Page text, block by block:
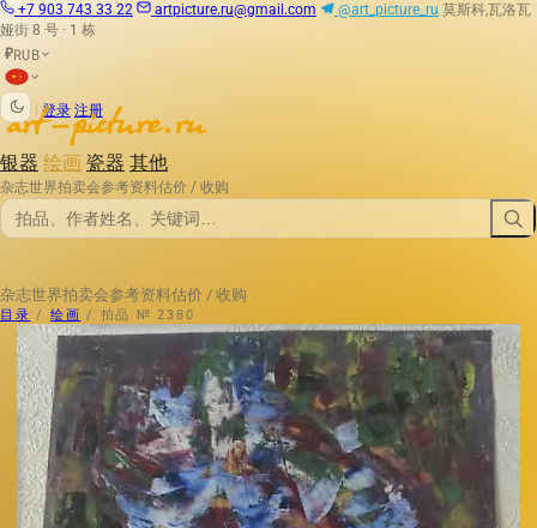
+7 903 743 33 22 artpicture.ru@gmail.com @art_picture_ru 莫斯科,瓦洛瓦
娅街 8 号 · 1 栋
₽RUB
登录 注册
银器 绘画 瓷器 其他
杂志世界拍卖会参考资料估价 / 收购
杂志世界拍卖会参考资料估价 / 收购
目录 / 绘画 / 拍品 № 2380